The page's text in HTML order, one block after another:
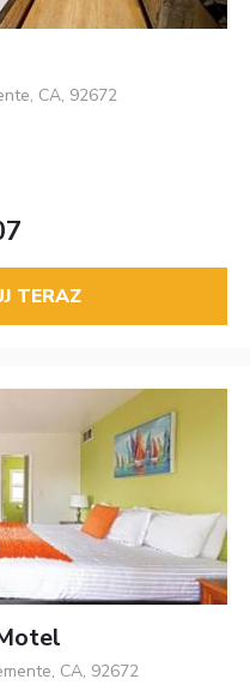
CA, 92672
TERAZ
CA, 92672